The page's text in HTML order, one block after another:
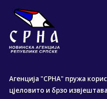
Агенција "СРНА" пружа
цјеловито и брзо